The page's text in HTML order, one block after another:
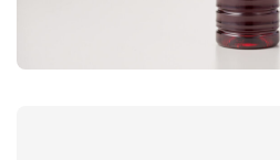
Tokyo Family Marche 有明